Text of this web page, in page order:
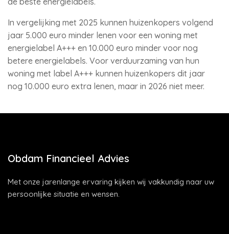
In vergelijking met 2025 kunnen huizenkopers volgend
jaar 5.000 euro minder lenen voor een woning met
energielabel A+++ en 10.000 euro minder voor nog
betere energielabels. Voor verduurzaming van hun
woning met label A+++ kunnen huizenkopers dit jaar
nog 10.000 euro extra lenen, maar in 2026 niet meer.
Obdam Financieel Advies
Met onze jarenlange ervaring kijken wij vakkundig naar uw
persoonlijke situatie en wensen.